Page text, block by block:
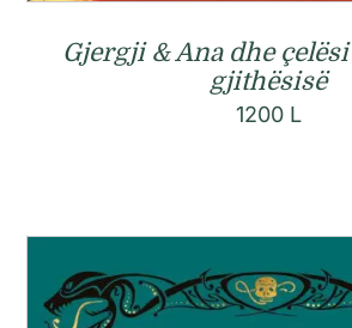
Gjergji & Ana dhe
gjithësisë
1200 L